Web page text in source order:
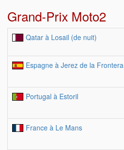
Grand-Prix Moto2
Qatar à Losail (de nuit)
Espagne à Jerez de la Frontera
Portugal à Estoril
France à Le Mans